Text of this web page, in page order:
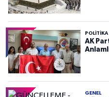
POLITIKA
AK
GENEL